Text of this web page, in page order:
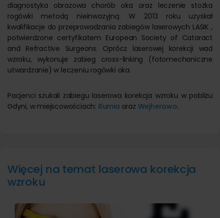
diagnostyka obrazowa chorób oka oraz leczenie stożka
rogówki metodą nieinwazyjną. W 2013 roku uzyskał
kwalifikacje do przeprowadzania zabiegów laserowych LASIK ,
potwierdzone certyfikatem European Society of Cataract
and Refractive Surgeons. Oprócz laserowej korekcji wad
wzroku, wykonuje zabieg cross-linking (fotomechaniczne
utwardzanie) w leczeniu rogówki oka.
Pacjenci szukali zabiegu laserowa korekcja wzroku w pobliżu
Gdyni, w miejscowościach: Rumia oraz Wejherowo.
Więcej na temat laserowa korekcja
wzroku